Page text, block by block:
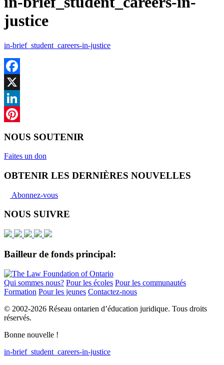
justice
in-brief_student_careers-in-justice
Facebook
X
LinkedIn
NOUS SOUTENIR
Faites un don
OBTENIR LES DERNIÈRES NOUVELLES
Abonnez-vous
NOUS SUIVRE
Bailleur de fonds principal:
Qui sommes nous? Pour les écoles Pour les communautés
Formation Pour les jeunes Contactez-nous
© 2002-2026 Réseau ontarien d’éducation juridique. Tous droits
réservés.
Bonne nouvelle !
in-brief_student_careers-in-justice